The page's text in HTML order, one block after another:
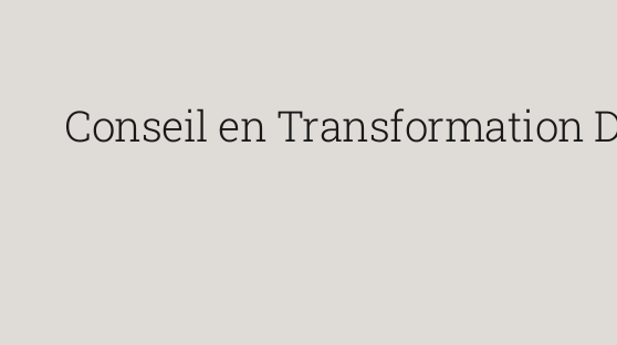
Conseil en Transformation